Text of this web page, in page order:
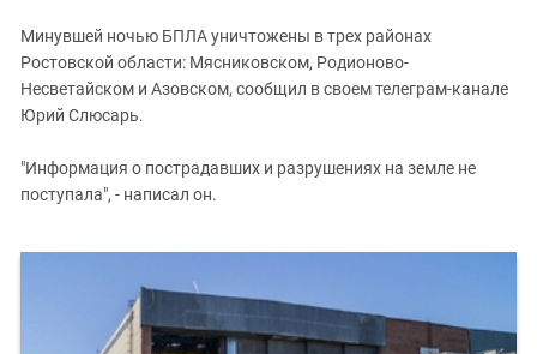
Южная Осетия
Южный Кавказ
Минувшей ночью БПЛА уничтожены в трех районах
Ростовской области: Мясниковском, Родионово-
Несветайском и Азовском, сообщил в своем телеграм-канале
Юрий Слюсарь.
"Информация о пострадавших и разрушениях на земле не
поступала", - написал он.